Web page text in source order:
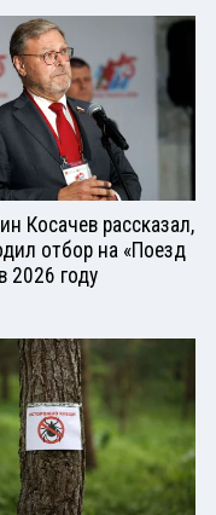
Косачев рассказал,
отбор на «Поезд
2026 году